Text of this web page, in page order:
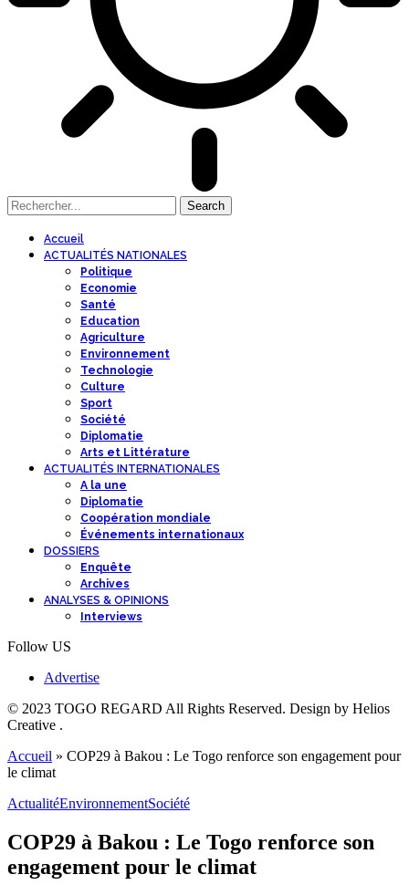
Accueil
ACTUALITÉS NATIONALES
Politique
Economie
Santé
Education
Agriculture
Environnement
Technologie
Culture
Sport
Société
Diplomatie
Arts et Littérature
ACTUALITÉS INTERNATIONALES
A la une
Diplomatie
Coopération mondiale
Événements internationaux
DOSSIERS
Enquête
Archives
ANALYSES & OPINIONS
Interviews
Follow US
Advertise
© 2023 TOGO REGARD All Rights Reserved. Design by Helios
Creative .
Accueil » COP29 à Bakou : Le Togo renforce son engagement pour
le climat
ActualitéEnvironnementSociété
COP29 à Bakou : Le Togo renforce son
engagement pour le climat